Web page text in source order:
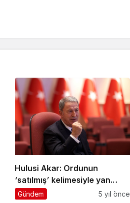
Hulusi Akar: Ordunun
‘satılmış’ kelimesiyle yan
yana konulması akla ziyan
Gündem 5 yıl önce